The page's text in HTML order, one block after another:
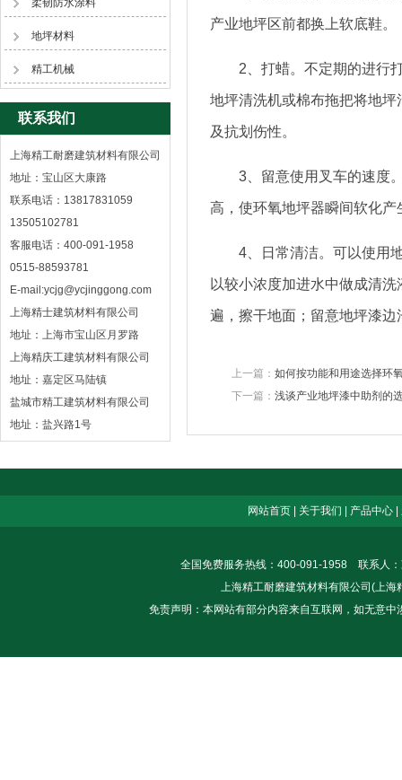
柔韧防水涂料
地坪材料
精工机械
联系我们
上海精工耐磨建筑材料有限公司
地址：宝山区大康路
联系电话：13817831059
13505102781
客服电话：400-091-1958
0515-88593781
E-mail:ycjg@ycjinggong.com
上海精士建筑材料有限公司
地址：上海市宝山区月罗路
上海精庆工建筑材料有限公司
地址：嘉定区马陆镇
盐城市精工建筑材料有限公司
地址：盐兴路1号
产业地坪区前都换上软底鞋。
2、打蜡。不定期的进行打
地坪清洗机或棉布拖把将地
及抗划伤性。
3、留意使用叉车的速度。
高，使环氧地坪器瞬间软化产
4、日常清洁。可以使用地
以较小浓度加进水中做成清
遍，擦干地面；留意地坪漆
上一篇： 如何按功能和用途选择环
下一篇： 浅谈产业地坪漆中助剂的
网站首页 关于我们 产品中心 |
全国免费服务热线：400-091-1958 联系人
上海精工耐磨建筑材料有限公司(上
免责声明：本网站有部分内容来自互联网，如无意